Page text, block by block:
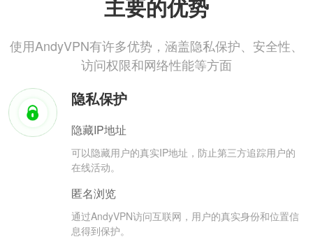
主要的优势
使用AndyVPN有许多优势，涵盖隐私保护、安全性、
访问权限和网络性能等方面
隐私保护
隐藏IP地址
可以隐藏用户的真实IP地址，防止第三方追踪用户的
在线活动。
匿名浏览
通过AndyVPN访问互联网，用户的真实身份和位置信
息得到保护。